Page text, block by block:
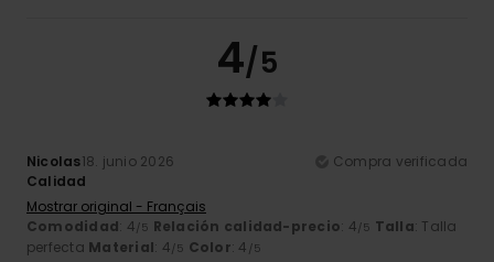
4/5
Nicolas18. junio 2026
Compra verificada
Calidad
Mostrar original - Français
Comodidad: 4/5 Relación calidad-precio: 4/5 Talla: Talla
perfecta Material: 4/5 Color: 4 /5